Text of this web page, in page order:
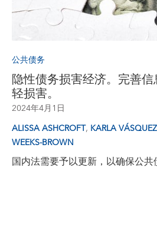
公共债务
隐性债务损害经济。完善
轻损害。
2024年4月1日
ALISSA ASHCROFT, KARLA
WEEKS-BROWN
国内法需要予以更新，以确保公